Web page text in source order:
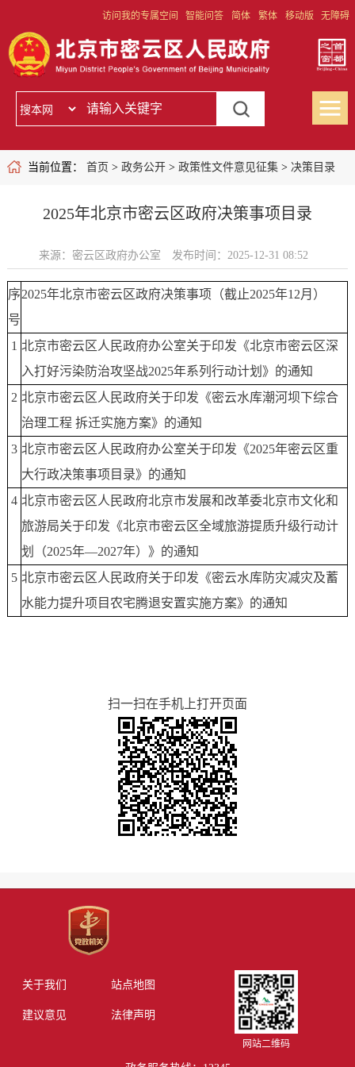
访问我的专属空间 智能问答 简体 繁体 移动版 无障碍
当前位置： 首页 > 政务公开> 政策性文件意见征集> 决策目录
2025年北京市密云区政府决策事项目录
来源：密云区政府办公室 发布时间：2025-12-31 08:52
序
号
2025年北京市密云区政府决策事项（截止2025年12月）
1 北京市密云区人民政府办公室关于印发《北京市密云区深
入打好污染防治攻坚战2025年系列行动计划》的通知
2 北京市密云区人民政府关于印发《密云水库潮河坝下综合
治理工程 拆迁实施方案》的通知
3 北京市密云区人民政府办公室关于印发《2025年密云区重
大行政决策事项目录》的通知
4 北京市密云区人民政府北京市发展和改革委北京市文化和
旅游局关于印发《北京市密云区全域旅游提质升级行动计
划（2025年—2027年）》的通知
5 北京市密云区人民政府关于印发《密云水库防灾减灾及蓄
水能力提升项目农宅腾退安置实施方案》的通知
扫一扫在手机上打开页面
关于我们 站点地图
建议意见 法律声明
网站二维码